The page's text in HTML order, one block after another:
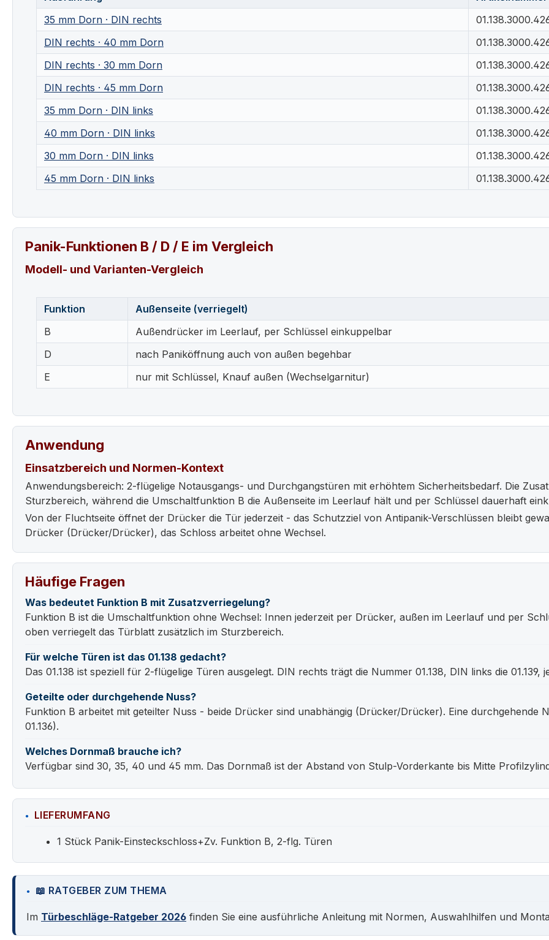
35 mm Dorn · DIN rechts
DIN rechts · 40 mm Dorn
DIN rechts · 30 mm Dorn
DIN rechts · 45 mm Dorn
35 mm Dorn · DIN links
40 mm Dorn · DIN links
30 mm Dorn · DIN links
45 mm Dorn · DIN links
Panik-Funktionen B / D / E im Vergleich
Modell- und Varianten-Vergleich
Funktion Außenseite (verriegelt)
B
Außendrücker im Leerlauf, per Schlüssel einkuppelbar
D
nach Paniköffnung auch von außen begehbar
E
nur mit Schlüssel, Knauf außen (Wechselgarnitur)
Anwendung
Einsatzbereich und Normen-Kontext
Anwendungsbereich: 2-flügelige Notausgangs- und Durchgangstüren mit erhöhtem Sicherheitsbedarf. Die
Sturzbereich, während die Umschaltfunktion B die Außenseite im Leerlauf hält und per Schlüssel dauerhaft
Von der Fluchtseite öffnet der Drücker die Tür jederzeit - das Schutzziel von Antipanik-Verschlüssen bleibt
Drücker (Drücker/Drücker), das Schloss arbeitet ohne Wechsel.
Häufige Fragen
Was bedeutet Funktion B mit Zusatzverriegelung?
Funktion B ist die Umschaltfunktion ohne Wechsel: Innen jederzeit per Drücker, außen im Leerlauf und per
oben verriegelt das Türblatt zusätzlich im Sturzbereich.
Für welche Türen ist das 01.138 gedacht?
Das 01.138 ist speziell für 2-flügelige Türen ausgelegt. DIN rechts trägt die Nummer 01.138, DIN links die
Geteilte oder durchgehende Nuss?
Funktion B arbeitet mit geteilter Nuss - beide Drücker sind unabhängig (Drücker/Drücker). Eine durchgehende
01.136).
Welches Dornmaß brauche ich?
Verfügbar sind 30, 35, 40 und 45 mm. Das Dornmaß ist der Abstand von Stulp-Vorderkante bis Mitte
LIEFERUMFANG
1 Stück Panik-Einsteckschloss+Zv. Funktion B, 2-flg. Türen
📖 RATGEBER ZUM THEMA
Im Türbeschläge-Ratgeber 2026 finden Sie eine ausführliche Anleitung mit Normen, Auswahlhilfen und